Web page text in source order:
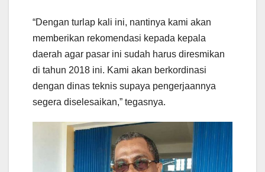
“Dengan turlap kali ini, nantinya kami akan
memberikan rekomendasi kepada kepala
daerah agar pasar ini sudah harus diresmikan
di tahun 2018 ini. Kami akan berkordinasi
dengan dinas teknis supaya pengerjaannya
segera diselesaikan,” tegasnya.